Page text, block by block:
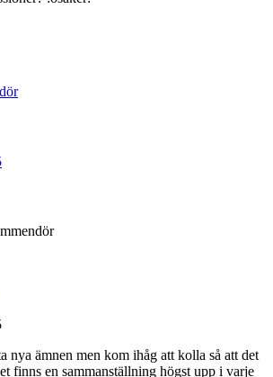
nya ämnen men kom ihåg att kolla så att det
finns en sammanställning högst upp i varje